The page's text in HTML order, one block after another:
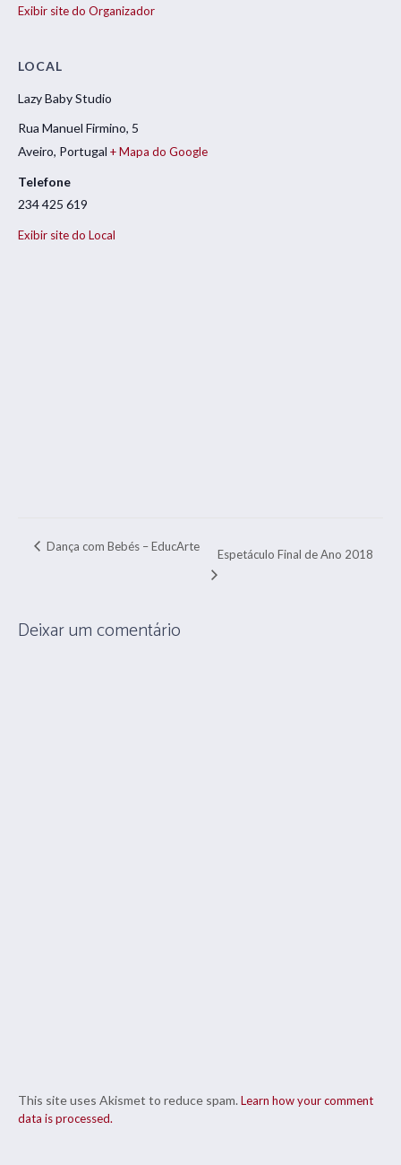
Exibir site do Organizador
LOCAL
Lazy Baby Studio
Rua Manuel Firmino, 5
Aveiro, Portugal + Mapa do Google
Telefone
234 425 619
Exibir site do Local
Dança com Bebés – EducArte
Espetáculo Final de Ano 2018
Deixar um comentário
This site uses Akismet to reduce spam. Learn how your comment
data is processed.